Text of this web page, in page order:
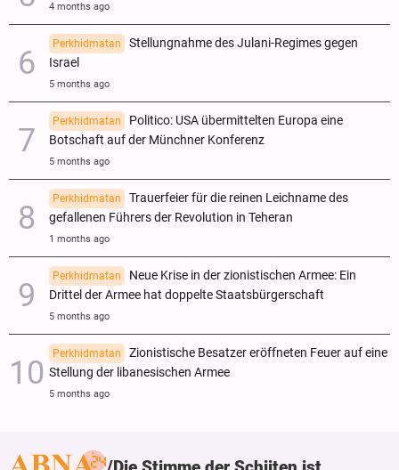
4 months ago
Perkhidmatan
Stellungnahme des Julani-Regimes gegen
Israel
5 months ago
Perkhidmatan
Politico: USA übermittelten Europa eine
Botschaft auf der Münchner Konferenz
5 months ago
Perkhidmatan
Trauerfeier für die reinen Leichname des
gefallenen Führers der Revolution in Teheran
1 months ago
Perkhidmatan
Neue Krise in der zionistischen Armee: Ein
Drittel der Armee hat doppelte Staatsbürgerschaft
5 months ago
Perkhidmatan
Zionistische Besatzer eröffneten Feuer auf eine
Stellung der libanesischen Armee
5 months ago